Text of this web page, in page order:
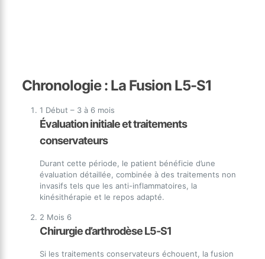
Chronologie : La Fusion L5-S1
1 Début – 3 à 6 mois
Évaluation initiale et traitements
conservateurs
Durant cette période, le patient bénéficie d’une
évaluation détaillée, combinée à des traitements non
invasifs tels que les anti-inflammatoires, la
kinésithérapie et le repos adapté.
2 Mois 6
Chirurgie d’arthrodèse L5-S1
Si les traitements conservateurs échouent, la fusion